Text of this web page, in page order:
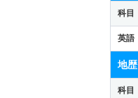
科目
英語
地歴
科目